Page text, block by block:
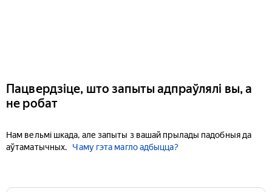
Пацвердзіце, што запыты адпраўлялі вы, а
не робат
Нам вельмі шкада, але запыты з вашай прылады падобныя да
аўтаматычных.
Чаму гэта магло адбыцца?